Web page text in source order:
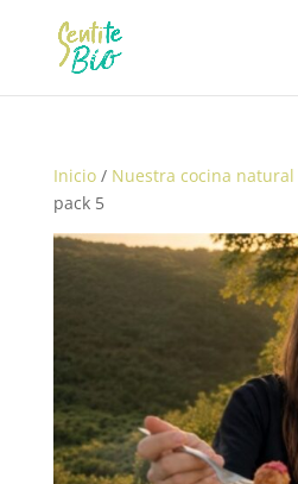
Inicio/ Nuestra cocina natural
pack 5